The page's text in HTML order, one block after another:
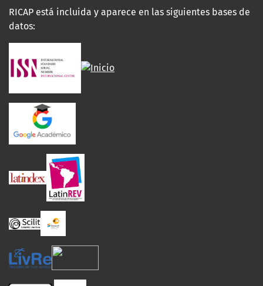
RICAP está incluida y aparece en las siguientes bases de
datos: